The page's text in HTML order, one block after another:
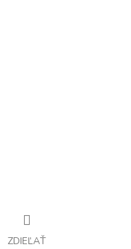
ZDIEĽAŤ